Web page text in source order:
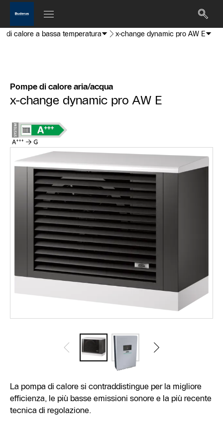
di calore a bassa temperatura x-change dynamic pro AW E
Pompe di calore aria/acqua
x-change dynamic pro AW E
La pompa di calore si contraddistingue per la migliore
efficienza, le più basse emissioni sonore e la più recente
tecnica di regolazione.